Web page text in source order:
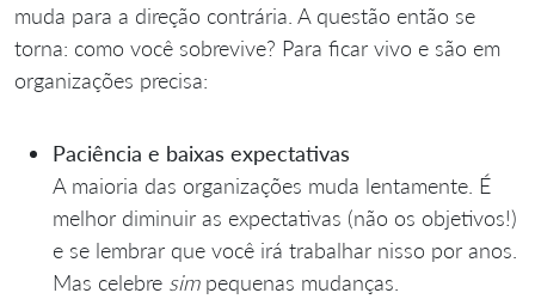
muda para a direção contrária. A questão então se
torna: como você sobrevive? Para ficar vivo e são em
organizações precisa:
Paciência e baixas expectativas
A maioria das organizações muda lentamente. É
melhor diminuir as expectativas (não os objetivos!)
e se lembrar que você irá trabalhar nisso por anos.
Mas celebre simpequenas mudanças.